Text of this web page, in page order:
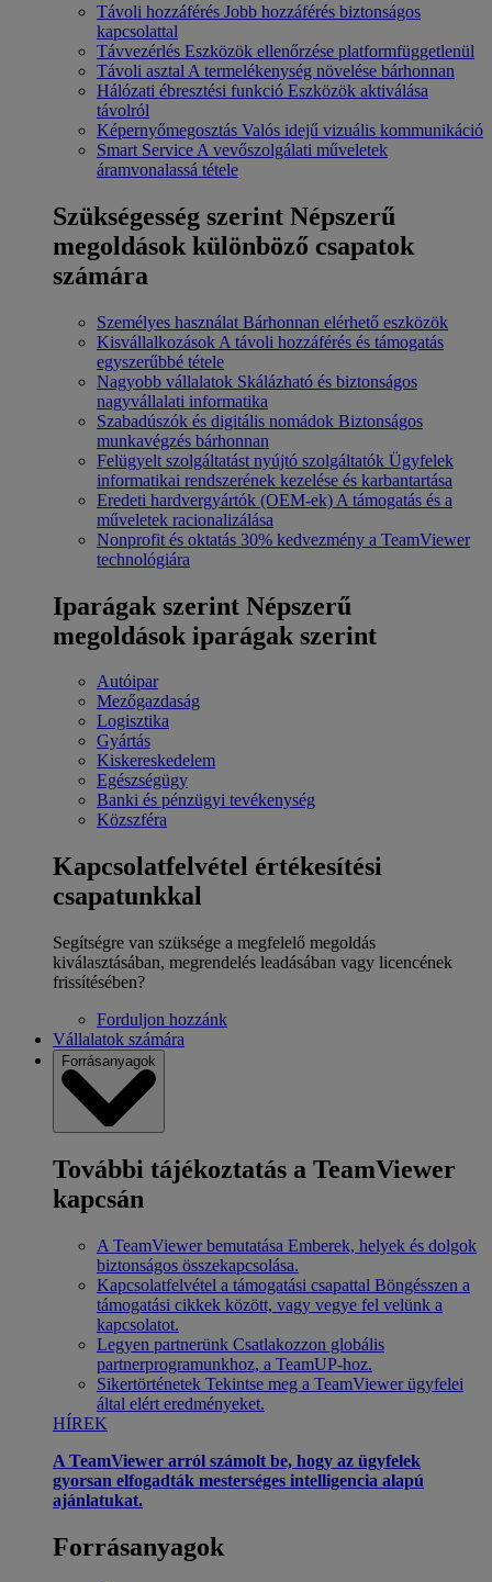
Távoli hozzáférés Jobb hozzáférés biztonságos
kapcsolattal
Távvezérlés Eszközök ellenőrzése platformfüggetlenül
Távoli asztal A termelékenység növelése bárhonnan
Hálózati ébresztési funkció Eszközök aktiválása
távolról
Képernyőmegosztás Valós idejű vizuális kommunikáció
Smart Service A vevőszolgálati műveletek
áramvonalassá tétele
Szükségesség szerint Népszerű
megoldások különböző csapatok
számára
Személyes használat Bárhonnan elérhető eszközök
Kisvállalkozások A távoli hozzáférés és támogatás
egyszerűbbé tétele
Nagyobb vállalatok Skálázható és biztonságos
nagyvállalati informatika
Szabadúszók és digitális nomádok Biztonságos
munkavégzés bárhonnan
Felügyelt szolgáltatást nyújtó szolgáltatók Ügyfelek
informatikai rendszerének kezelése és karbantartása
Eredeti hardvergyártók (OEM-ek) A támogatás és a
műveletek racionalizálása
Nonprofit és oktatás 30% kedvezmény a TeamViewer
technológiára
Iparágak szerint Népszerű
megoldások iparágak szerint
Autóipar
Mezőgazdaság
Logisztika
Gyártás
Kiskereskedelem
Egészségügy
Banki és pénzügyi tevékenység
Közszféra
Kapcsolatfelvétel értékesítési
csapatunkkal
Segítségre van szüksége a megfelelő megoldás
kiválasztásában, megrendelés leadásában vagy licencének
frissítésében?
Forduljon hozzánk
Vállalatok számára
Forrásanyagok
További tájékoztatás a TeamViewer
kapcsán
A TeamViewer bemutatása Emberek, helyek és dolgok
biztonságos összekapcsolása.
Kapcsolatfelvétel a támogatási csapattal Böngésszen a
támogatási cikkek között, vagy vegye fel velünk a
kapcsolatot.
Legyen partnerünk Csatlakozzon globális
partnerprogramunkhoz, a TeamUP-hoz.
Sikertörténetek Tekintse meg a TeamViewer ügyfelei
által elért eredményeket.
HÍREK
A TeamViewer arról számolt be, hogy az ügyfelek
gyorsan elfogadták mesterséges intelligencia alapú
ajánlatukat.
Forrásanyagok